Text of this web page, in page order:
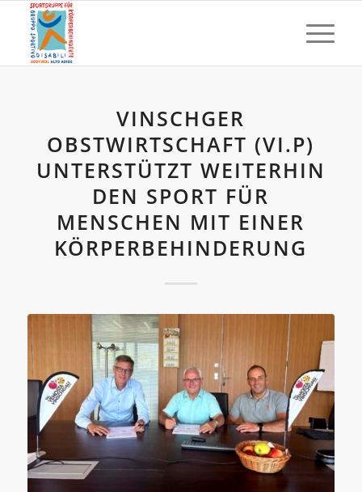
VINSCHGER
OBSTWIRTSCHAFT (VI.P)
UNTERSTÜTZT WEITERHIN
DEN SPORT FÜR
MENSCHEN MIT EINER
KÖRPERBEHINDERUNG